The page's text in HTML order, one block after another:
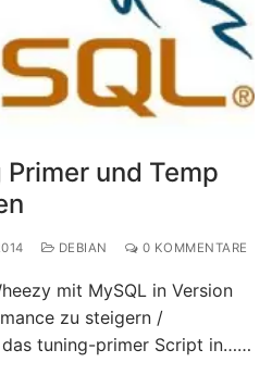
Primer und Temp
DEBIAN 0 KOMMENTARE
mit MySQL in Version
zu steigern /
tuning-primer Script in……